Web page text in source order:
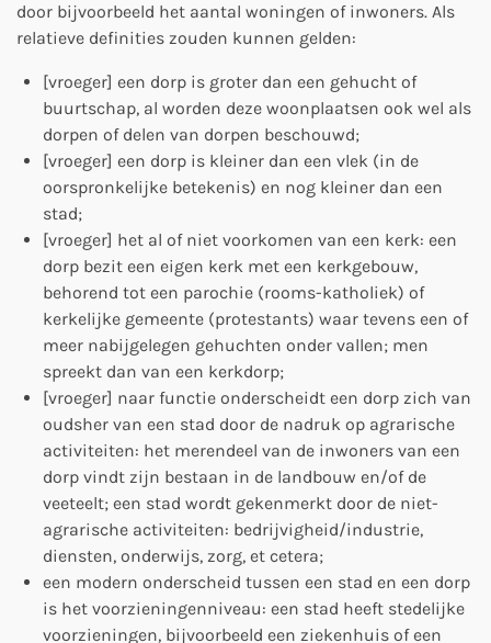
door bijvoorbeeld het aantal woningen of inwoners. Als
relatieve definities zouden kunnen gelden:
[vroeger] een dorp is groter dan een gehucht of
buurtschap, al worden deze woonplaatsen ook wel als
dorpen of delen van dorpen beschouwd;
[vroeger] een dorp is kleiner dan een vlek (in de
oorspronkelijke betekenis) en nog kleiner dan een
stad;
[vroeger] het al of niet voorkomen van een kerk: een
dorp bezit een eigen kerk met een kerkgebouw,
behorend tot een parochie (rooms-katholiek) of
kerkelijke gemeente (protestants) waar tevens een of
meer nabijgelegen gehuchten onder vallen; men
spreekt dan van een kerkdorp;
[vroeger] naar functie onderscheidt een dorp zich van
oudsher van een stad door de nadruk op agrarische
activiteiten: het merendeel van de inwoners van een
dorp vindt zijn bestaan in de landbouw en/of de
veeteelt; een stad wordt gekenmerkt door de niet-
agrarische activiteiten: bedrijvigheid/industrie,
diensten, onderwijs, zorg, et cetera;
een modern onderscheid tussen een stad en een dorp
is het voorzieningenniveau: een stad heeft stedelijke
voorzieningen, bijvoorbeeld een ziekenhuis of een